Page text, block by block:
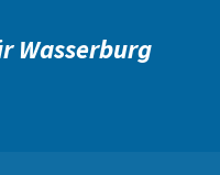
Wasserburg